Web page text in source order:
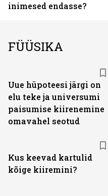
inimesed endasse?
FÜÜSIKA
Uue hüpoteesi järgi on
elu teke ja universumi
paisumise kiirenemine
omavahel seotud
Kus keevad kartulid
kõige kiiremini?